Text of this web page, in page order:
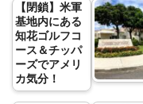
【閉鎖】米軍
基地内にある
知花ゴルフコ
ース＆チッパ
ーズでアメリ
カ気分！